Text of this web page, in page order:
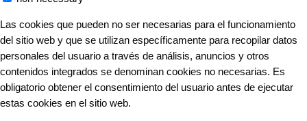
Las cookies que pueden no ser necesarias para el funcionamiento
del sitio web y que se utilizan específicamente para recopilar datos
personales del usuario a través de análisis, anuncios y otros
contenidos integrados se denominan cookies no necesarias. Es
obligatorio obtener el consentimiento del usuario antes de ejecutar
estas cookies en el sitio web.